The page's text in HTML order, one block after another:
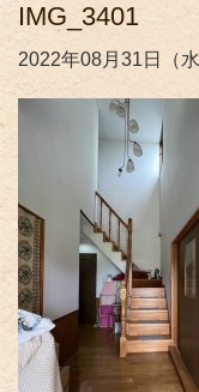
IMG_3401
2022年08月31日（